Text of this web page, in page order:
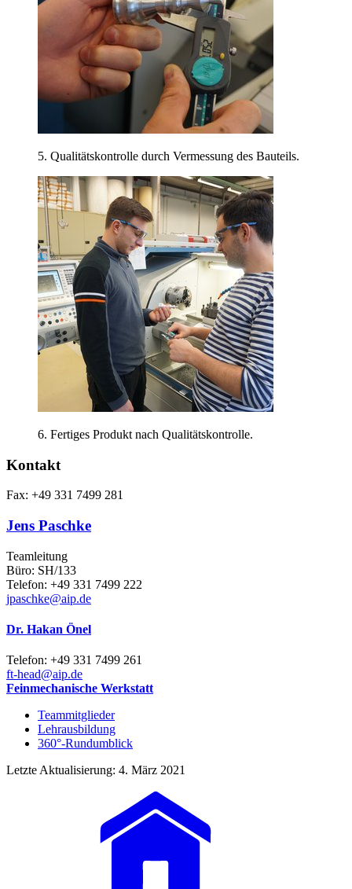
5. Qualitätskontrolle durch Vermessung des Bauteils.
6. Fertiges Produkt nach Qualitätskontrolle.
Kontakt
Fax: +49 331 7499 281
Jens Paschke
Teamleitung
Büro: SH/133
Telefon: +49 331 7499 222
jpaschke@aip.de
Dr. Hakan Önel
Telefon: +49 331 7499 261
ft-head@aip.de
Feinmechanische Werkstatt
Teammitglieder
Lehrausbildung
360°-Rundumblick
Letzte Aktualisierung: 4. März 2021